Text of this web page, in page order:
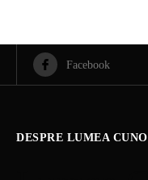
Facebook
DESPRE LUMEA